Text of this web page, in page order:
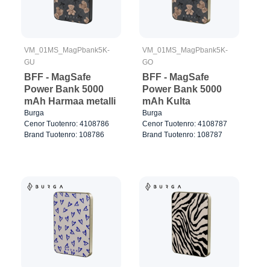
VM_01MS_MagPbank5K-
GU
BFF - MagSafe
Power Bank 5000
mAh Harmaa metalli
Burga
Cenor Tuotenro: 4108786
Brand Tuotenro: 108786
VM_01MS_MagPbank5K-
GO
BFF - MagSafe
Power Bank 5000
mAh Kulta
Burga
Cenor Tuotenro: 4108787
Brand Tuotenro: 108787